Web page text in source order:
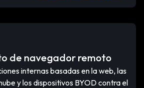
de navegador remoto
internas basadas en la web, las
y los dispositivos BYOD contra el